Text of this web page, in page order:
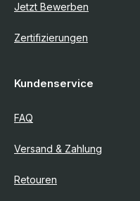
Jetzt Bewerben
Zertifizierungen
Kundenservice
FAQ
Versand & Zahlung
Retouren